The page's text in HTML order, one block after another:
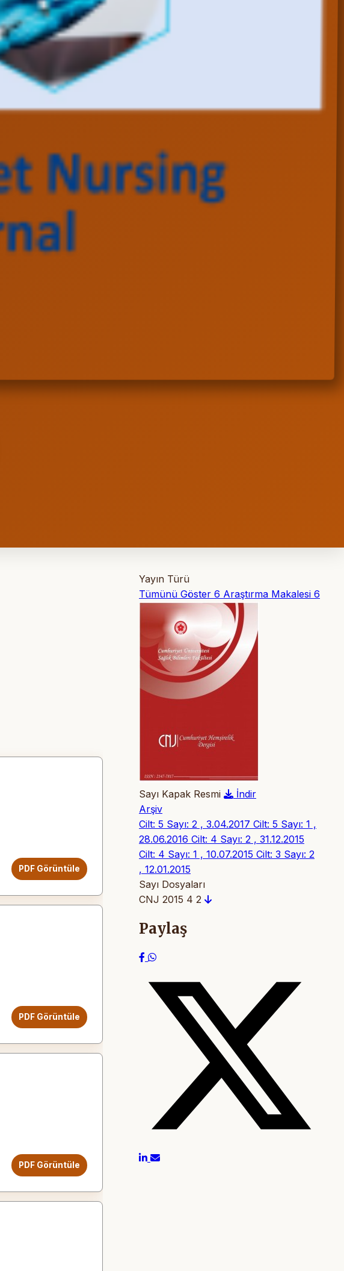
PDF Görüntüle
PDF Görüntüle
PDF Görüntüle
Yayın Türü
Tümünü Göster 6 Araştırma Makalesi 6
Sayı Kapak Resmi
İndir
Arşiv
Cilt: 5 Sayı: 2 , 3.04.2017 Cilt: 5 Sayı: 1 ,
28.06.2016 Cilt: 4 Sayı: 2 , 31.12.2015
Cilt: 4 Sayı: 1 , 10.07.2015 Cilt: 3 Sayı: 2
, 12.01.2015
Sayı Dosyaları
CNJ 2015 4 2
Paylaş